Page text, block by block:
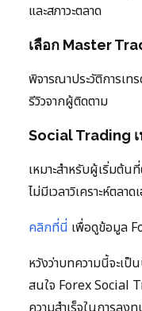
และสภาวะตลาด
เลือก Master
พิจารณาประวัติการเท
รีวิวจากผู้ติดตาม
Social Trading
เหมาะสำหรับผู้เริ่มต้น
ไม่มีเวลาวิเคราะห์ตลาด
คลิกที่นี่ เพื่อดูข้อมูล
หวังว่าบทความนี้จะเ
สนใจ Forex Social